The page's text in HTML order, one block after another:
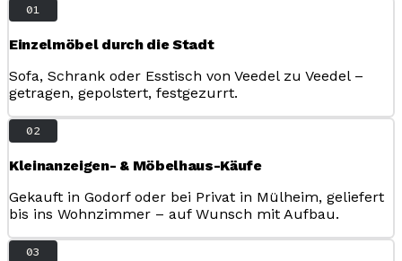
01
Einzelmöbel durch die Stadt
Sofa, Schrank oder Esstisch von Veedel zu Veedel –
getragen, gepolstert, festgezurrt.
02
Kleinanzeigen- & Möbelhaus-Käufe
Gekauft in Godorf oder bei Privat in Mülheim, geliefert
bis ins Wohnzimmer – auf Wunsch mit Aufbau.
03